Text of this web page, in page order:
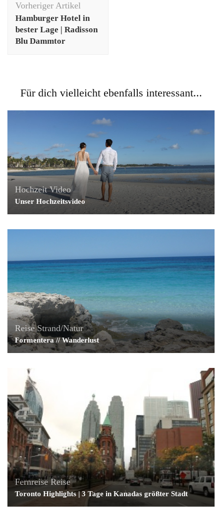
Vorheriger Artikel
Hamburger Hotel in
bester Lage | Radisson
Blu Dammtor
Für dich vielleicht ebenfalls interessant...
Hochzeit Video
Unser Hochzeitsvideo
Reise Strand/Natur
Formentera // Wanderlust
Fernreise Reise
Toronto Highlights | 3 Tage in Kanadas größter Stadt